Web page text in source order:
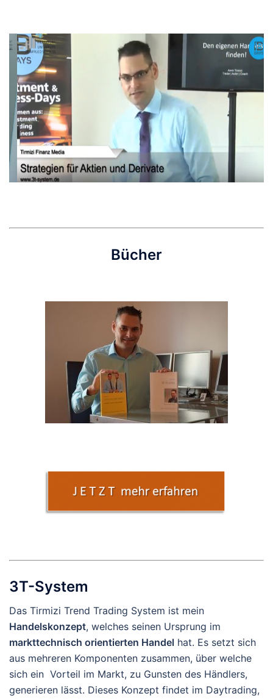
Bücher
3T-System
Das Tirmizi Trend Trading System ist mein
Handelskonzept, welches seinen Ursprung im
markttechnisch orientierten Handel hat. Es setzt sich
aus mehreren Komponenten zusammen, über welche
sich ein Vorteil im Markt, zu Gunsten des Händlers,
generieren lässt. Dieses Konzept findet im Daytrading,